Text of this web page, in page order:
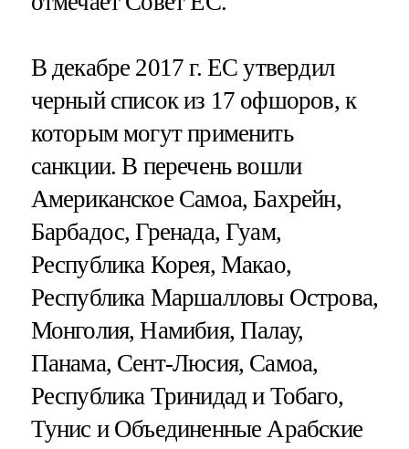
В декабре 2017 г. ЕС утвердил
черный список из 17 офшоров, к
которым могут применить
санкции. В перечень вошли
Американское Самоа, Бахрейн,
Барбадос, Гренада, Гуам,
Республика Корея, Макао,
Республика Маршалловы Острова,
Монголия, Намибия, Палау,
Панама, Сент-Люсия, Самоа,
Республика Тринидад и Тобаго,
Тунис и Объединенные Арабские